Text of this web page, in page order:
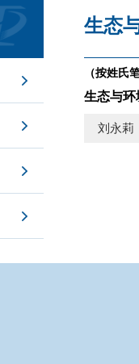
生态
（按姓氏
生态与环
刘永莉